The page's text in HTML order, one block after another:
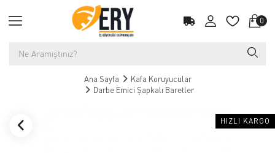
0
Ana Sayfa
Kafa Koruyucular
Darbe Emici Şapkalı Baretler
HIZLI KARGO